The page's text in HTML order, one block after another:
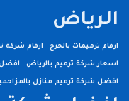
الرياض
ارقام ترميمات بالخرج ارقام شركة
اسعار شركة ترميم بالرياض افضل
افضل شركة ترميم منازل